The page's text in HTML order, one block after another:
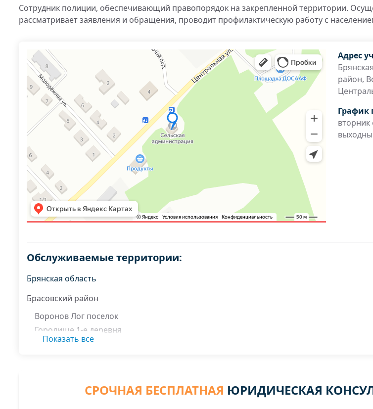
Сотрудник полиции, обеспечивающий правопорядок на закрепленной территории.
рассматривает заявления и обращения, проводит профилактическую работу с
Адрес
район,
График
вторник
Обслуживаемые территории:
Брянская область
Брасовский район
Воронов Лог поселок
Городище 1-е деревня
Каменка поселок
Показать все
СРОЧНАЯ БЕСПЛАТНАЯ ЮРИДИЧЕСКАЯ